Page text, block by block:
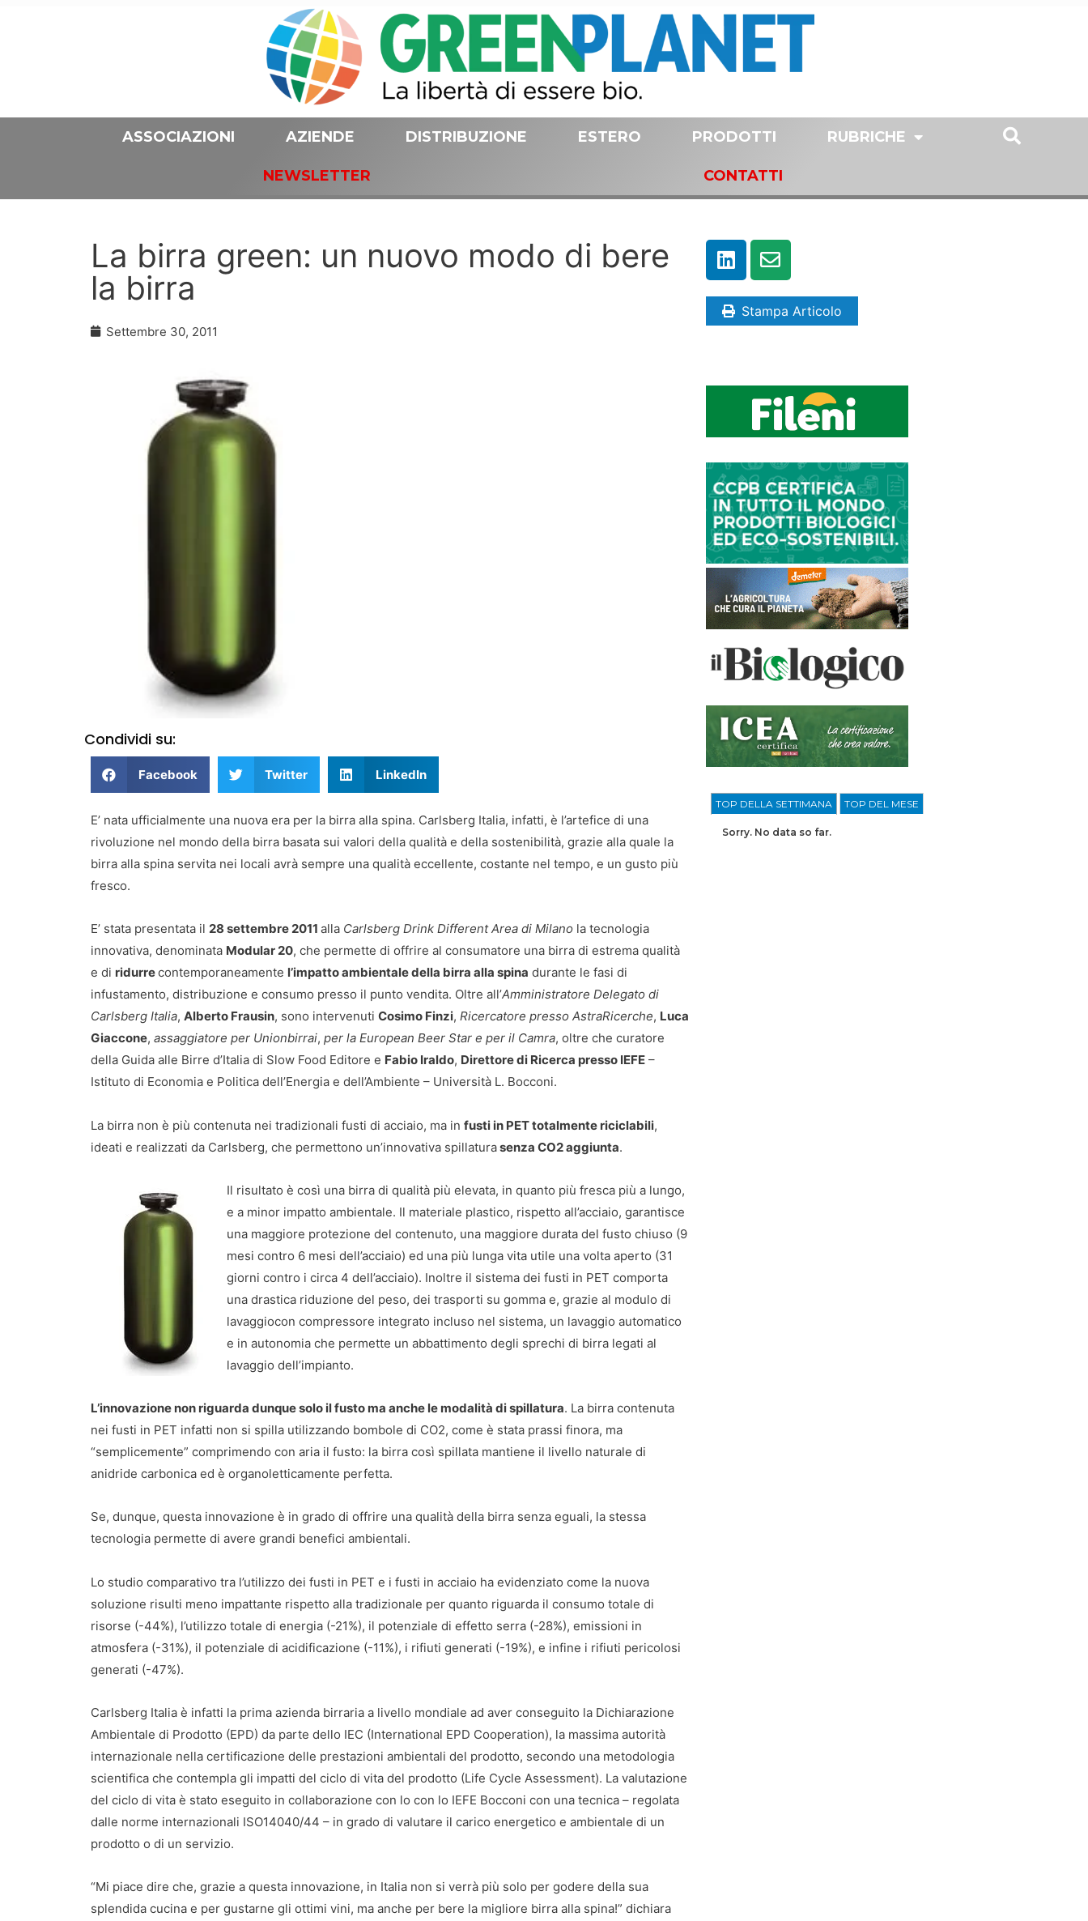
ASSOCIAZIONI AZIENDE DISTRIBUZIONE ESTERO PRODOTTI RUBRICHE
NEWSLETTER CONTATTI
La birra green: un nuovo modo di bere
la birra
Settembre 30, 2011
Condividi su:
Facebook Twitter LinkedIn
E’ nata ufficialmente una nuova era per la birra alla spina. Carlsberg Italia, infatti, è l’artefice di una
rivoluzione nel mondo della birra basata sui valori della qualità e della sostenibilità, grazie alla quale la
birra alla spina servita nei locali avrà sempre una qualità eccellente, costante nel tempo, e un gusto più
fresco.
E’ stata presentata il 28 settembre 2011 alla Carlsberg Drink Different Area di Milano la tecnologia
innovativa, denominata Modular 20, che permette di offrire al consumatore una birra di estrema qualità
e di ridurrecontemporaneamente l’impatto ambientale della birra alla spina durante le fasi di
infustamento, distribuzione e consumo presso il punto vendita. Oltre all’Amministratore Delegato di
Carlsberg Italia, Alberto Frausin, sono intervenuti Cosimo Finzi, Ricercatore presso AstraRicerche, Luca
Giaccone, assaggiatore per Unionbirrai, per la European Beer Star e per il Camra, oltre che curatore
della Guida alle Birre d’Italia di Slow Food Editore e Fabio Iraldo, Direttore di Ricerca presso IEFE –
Istituto di Economia e Politica dell’Energia e dell’Ambiente – Università L. Bocconi.
La birra non è più contenuta nei tradizionali fusti di acciaio, ma in fusti in PET totalmente riciclabili,
ideati e realizzati da Carlsberg, che permettono un’innovativa spillaturasenza CO2 aggiunta.
Il risultato è così una birra di qualità più elevata, in quanto più fresca più a lungo,
e a minor impatto ambientale. Il materiale plastico, rispetto all’acciaio, garantisce
una maggiore protezione del contenuto, una maggiore durata del fusto chiuso (9
mesi contro 6 mesi dell’acciaio) ed una più lunga vita utile una volta aperto (31
giorni contro i circa 4 dell’acciaio). Inoltre il sistema dei fusti in PET comporta
una drastica riduzione del peso, dei trasporti su gomma e, grazie al modulo di
lavaggiocon compressore integrato incluso nel sistema, un lavaggio automatico
e in autonomia che permette un abbattimento degli sprechi di birra legati al
lavaggio dell’impianto.
L’innovazione non riguarda dunque solo il fusto ma anche le modalità di spillatura. La birra contenuta
nei fusti in PET infatti non si spilla utilizzando bombole di CO2, come è stata prassi finora, ma
“semplicemente” comprimendo con aria il fusto: la birra così spillata mantiene il livello naturale di
anidride carbonica ed è organoletticamente perfetta.
Se, dunque, questa innovazione è in grado di offrire una qualità della birra senza eguali, la stessa
tecnologia permette di avere grandi benefici ambientali.
Lo studio comparativo tra l’utilizzo dei fusti in PET e i fusti in acciaio ha evidenziato come la nuova
soluzione risulti meno impattante rispetto alla tradizionale per quanto riguarda il consumo totale di
risorse (-44%), l’utilizzo totale di energia (-21%), il potenziale di effetto serra (-28%), emissioni in
atmosfera (-31%), il potenziale di acidificazione (-11%), i rifiuti generati (-19%), e infine i rifiuti pericolosi
generati (-47%).
Carlsberg Italia è infatti la prima azienda birraria a livello mondiale ad aver conseguito la Dichiarazione
Ambientale di Prodotto (EPD) da parte dello IEC (International EPD Cooperation), la massima autorità
internazionale nella certificazione delle prestazioni ambientali del prodotto, secondo una metodologia
scientifica che contempla gli impatti del ciclo di vita del prodotto (Life Cycle Assessment). La valutazione
del ciclo di vita è stato eseguito in collaborazione con lo con lo IEFE Bocconi con una tecnica – regolata
dalle norme internazionali ISO14040/44 – in grado di valutare il carico energetico e ambientale di un
prodotto o di un servizio.
“Mi piace dire che, grazie a questa innovazione, in Italia non si verrà più solo per godere della sua
splendida cucina e per gustarne gli ottimi vini, ma anche per bere la migliore birra alla spina!” dichiara
Stampa Articolo
TOP DELLA SETTIMANA TOP DEL MESE
Sorry. No data so far.